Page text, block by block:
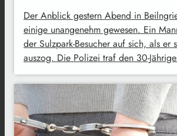
Der Anblick gestern Abend in
einige unangenehm gewesen. Ein
der Sulzpark-Besucher auf sich, als er
auszog. Die Polizei traf den 30-